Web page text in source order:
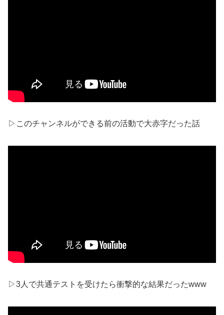
▷このチャンネルができる前の活動で大赤字だった話
▷3人で共通テストを受けたら衝撃的な結果だったwww